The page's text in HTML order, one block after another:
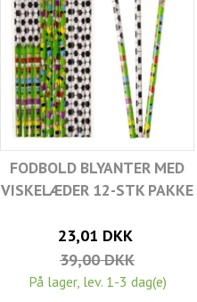
FODBOLD BLYANTER MED
VISKELÆDER 12-STK PAKKE
23,01 DKK
39,00 DKK
På lager, lev. 1-3 dag(e)